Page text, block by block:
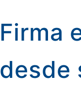
Firma
desde